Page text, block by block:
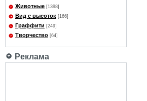
Животные [1398]
Вид с высоток [166]
Граффити [249]
Творчество [64]
Реклама